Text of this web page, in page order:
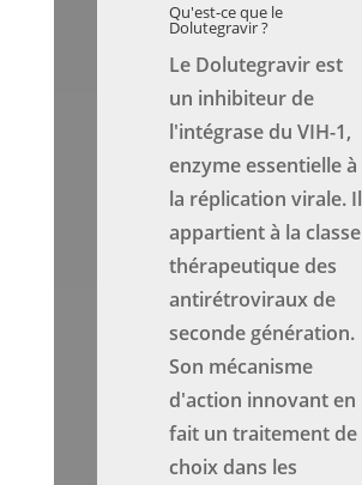
Qu'est-ce que le
Dolutegravir ?
Le Dolutegravir est
un inhibiteur de
l'intégrase du VIH-1,
enzyme essentielle à
la réplication virale. Il
appartient à la classe
thérapeutique des
antirétroviraux de
seconde génération.
Son mécanisme
d'action innovant en
fait un traitement de
choix dans les